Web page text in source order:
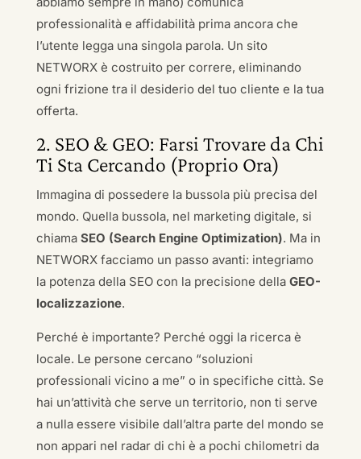
professionalità e affidabilità prima ancora che
l’utente legga una singola parola. Un sito
NETWORX è costruito per correre, eliminando
ogni frizione tra il desiderio del tuo cliente e la tua
offerta.
2. SEO & GEO: Farsi Trovare da Chi
Ti Sta Cercando (Proprio Ora)
Immagina di possedere la bussola più precisa del
mondo. Quella bussola, nel marketing digitale, si
chiama SEO (Search Engine Optimization). Ma in
NETWORX facciamo un passo avanti: integriamo
la potenza della SEO con la precisione della GEO-
localizzazione.
Perché è importante? Perché oggi la ricerca è
locale. Le persone cercano “soluzioni
professionali vicino a me” o in specifiche città. Se
hai un’attività che serve un territorio, non ti serve
a nulla essere visibile dall’altra parte del mondo se
non appari nel radar di chi è a pochi chilometri da